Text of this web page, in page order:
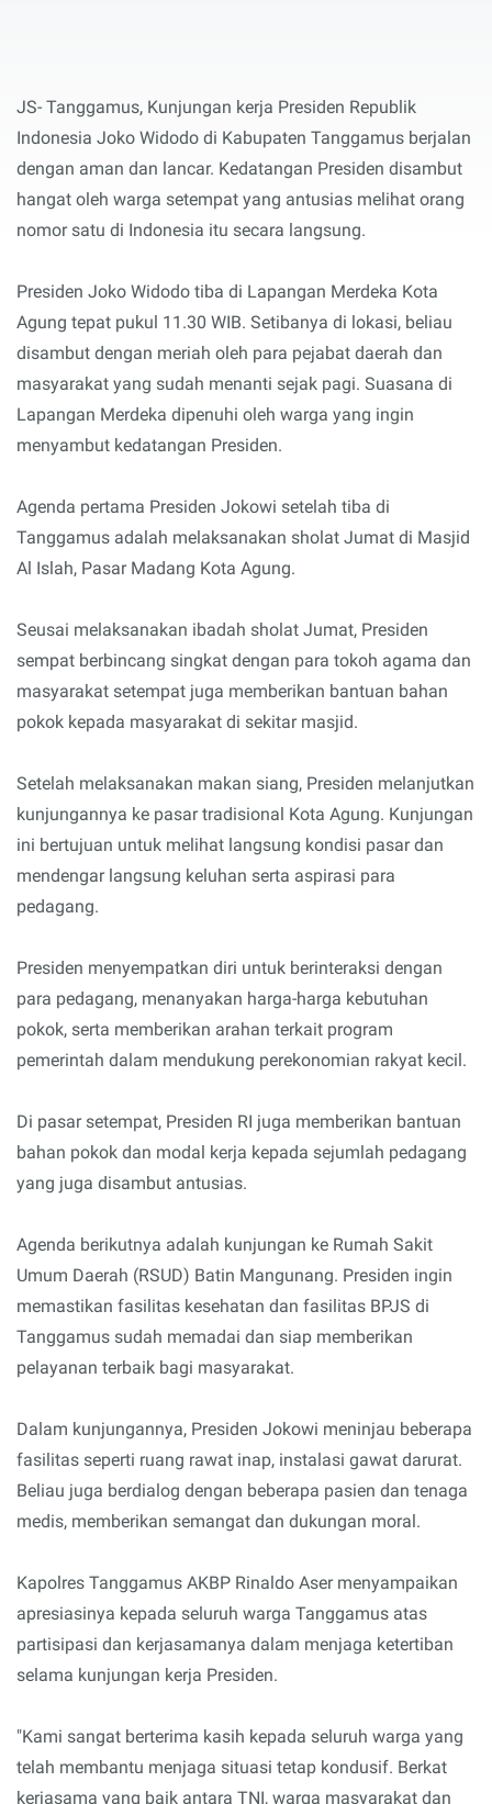
JS- Tanggamus, Kunjungan kerja Presiden Republik
Indonesia Joko Widodo di Kabupaten Tanggamus berjalan
dengan aman dan lancar. Kedatangan Presiden disambut
hangat oleh warga setempat yang antusias melihat orang
nomor satu di Indonesia itu secara langsung.
Presiden Joko Widodo tiba di Lapangan Merdeka Kota
Agung tepat pukul 11.30 WIB. Setibanya di lokasi, beliau
disambut dengan meriah oleh para pejabat daerah dan
masyarakat yang sudah menanti sejak pagi. Suasana di
Lapangan Merdeka dipenuhi oleh warga yang ingin
menyambut kedatangan Presiden.
Agenda pertama Presiden Jokowi setelah tiba di
Tanggamus adalah melaksanakan sholat Jumat di Masjid
Al Islah, Pasar Madang Kota Agung.
Seusai melaksanakan ibadah sholat Jumat, Presiden
sempat berbincang singkat dengan para tokoh agama dan
masyarakat setempat juga memberikan bantuan bahan
pokok kepada masyarakat di sekitar masjid.
Setelah melaksanakan makan siang, Presiden melanjutkan
kunjungannya ke pasar tradisional Kota Agung. Kunjungan
ini bertujuan untuk melihat langsung kondisi pasar dan
mendengar langsung keluhan serta aspirasi para
pedagang.
Presiden menyempatkan diri untuk berinteraksi dengan
para pedagang, menanyakan harga-harga kebutuhan
pokok, serta memberikan arahan terkait program
pemerintah dalam mendukung perekonomian rakyat kecil.
Di pasar setempat, Presiden RI juga memberikan bantuan
bahan pokok dan modal kerja kepada sejumlah pedagang
yang juga disambut antusias.
Agenda berikutnya adalah kunjungan ke Rumah Sakit
Umum Daerah (RSUD) Batin Mangunang. Presiden ingin
memastikan fasilitas kesehatan dan fasilitas BPJS di
Tanggamus sudah memadai dan siap memberikan
pelayanan terbaik bagi masyarakat.
Dalam kunjungannya, Presiden Jokowi meninjau beberapa
fasilitas seperti ruang rawat inap, instalasi gawat darurat.
Beliau juga berdialog dengan beberapa pasien dan tenaga
medis, memberikan semangat dan dukungan moral.
Kapolres Tanggamus AKBP Rinaldo Aser menyampaikan
apresiasinya kepada seluruh warga Tanggamus atas
partisipasi dan kerjasamanya dalam menjaga ketertiban
selama kunjungan kerja Presiden.
"Kami sangat berterima kasih kepada seluruh warga yang
telah membantu menjaga situasi tetap kondusif. Berkat
kerjasama yang baik antara TNI, warga masyarakat dan